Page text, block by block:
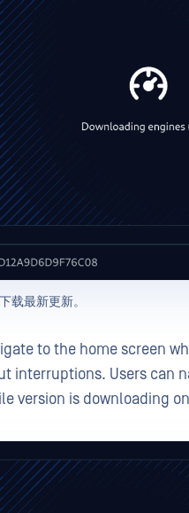
载最新更新。
to the home screen
interruptions. Users can
version is downloading